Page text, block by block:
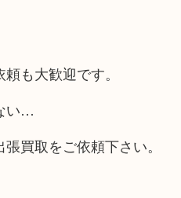
も大歓迎です。
い…
買取をご依頼下さい。